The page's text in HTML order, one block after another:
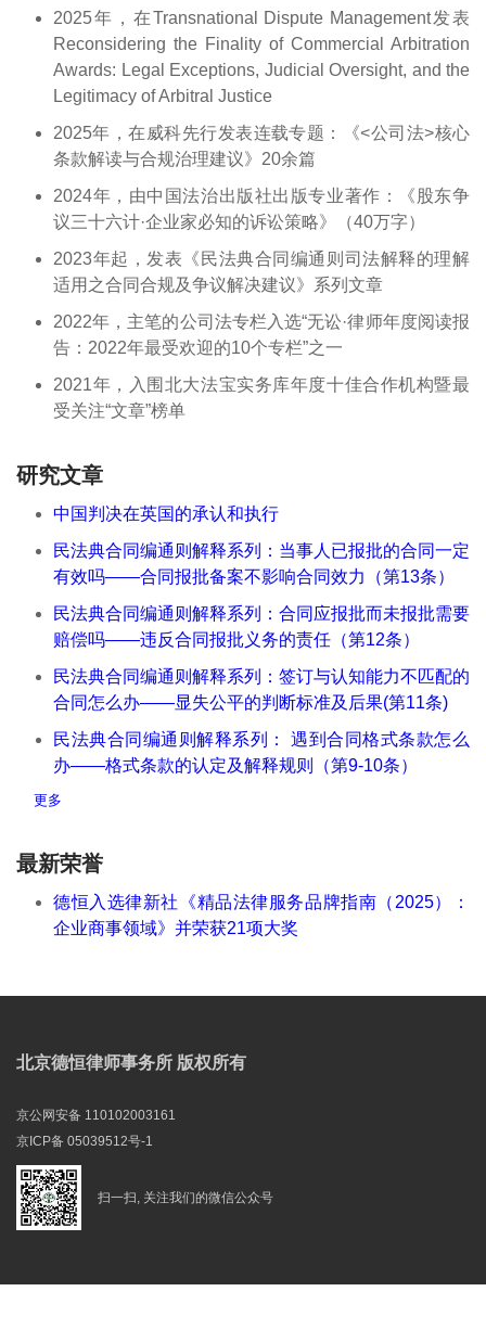
2025年，在Transnational Dispute Management发表
Reconsidering the Finality of Commercial Arbitration
Awards: Legal Exceptions, Judicial Oversight, and the
Legitimacy of Arbitral Justice
2025年，在威科先行发表连载专题：《<公司法>核心
条款解读与合规治理建议》20余篇
2024年，由中国法治出版社出版专业著作：《股东争
议三十六计·企业家必知的诉讼策略》（40万字）
2023年起，发表《民法典合同编通则司法解释的理解
适用之合同合规及争议解决建议》系列文章
2022年，主笔的公司法专栏入选“无讼·律师年度阅读报
告：2022年最受欢迎的10个专栏”之一
2021年，入围北大法宝实务库年度十佳合作机构暨最
受关注“文章”榜单
研究文章
中国判决在英国的承认和执行
民法典合同编通则解释系列：当事人已报批的合同一定
有效吗——合同报批备案不影响合同效力（第13条）
民法典合同编通则解释系列：合同应报批而未报批需要
赔偿吗——违反合同报批义务的责任（第12条）
民法典合同编通则解释系列：签订与认知能力不匹配的
合同怎么办——显失公平的判断标准及后果(第11条)
民法典合同编通则解释系列： 遇到合同格式条款怎么
办——格式条款的认定及解释规则（第9-10条）
更多
最新荣誉
德恒入选律新社《精品法律服务品牌指南（2025）：
企业商事领域》并荣获21项大奖
北京德恒律师事务所 版权所有
京公网安备 110102003161
京ICP备 05039512号-1
扫一扫, 关注我们的微信公众号